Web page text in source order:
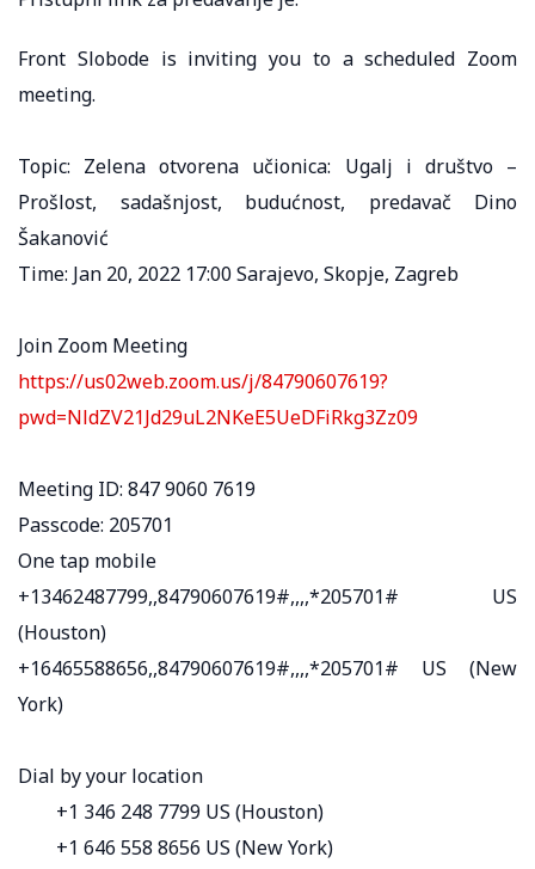
Front Slobode is inviting you to a scheduled Zoom
meeting.
Topic: Zelena otvorena učionica: Ugalj i društvo –
Prošlost, sadašnjost, budućnost, predavač Dino
Šakanović
Time: Jan 20, 2022 17:00 Sarajevo, Skopje, Zagreb
Join Zoom Meeting
https://us02web.zoom.us/j/84790607619?
pwd=NldZV21Jd29uL2NKeE5UeDFiRkg3Zz09
Meeting ID: 847 9060 7619
Passcode: 205701
One tap mobile
+13462487799,,84790607619#,,,,*205701# US
(Houston)
+16465588656,,84790607619#,,,,*205701# US (New
York)
Dial by your location
+1 346 248 7799 US (Houston)
+1 646 558 8656 US (New York)